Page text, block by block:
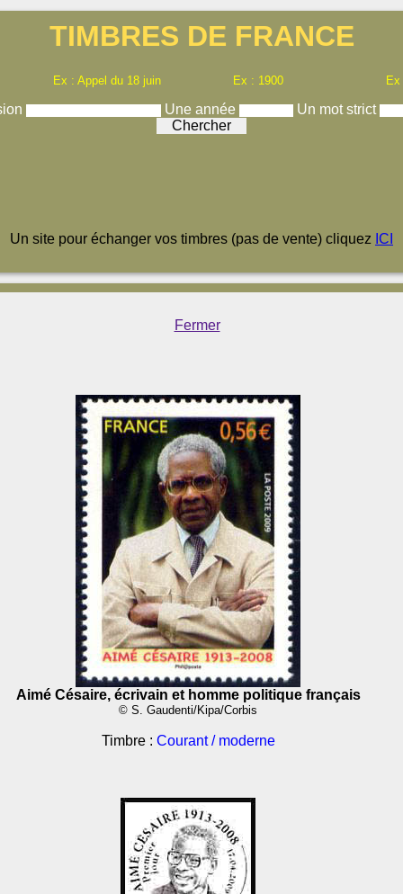
TIMBRES DE FRANCE
Ex : Appel du 18 juin Ex : 1900
Une année Un mot strict
Un site pour échanger vos timbres (pas de vente) cliquez ICI
Fermer
Aimé Césaire, écrivain et homme politique français
© S. Gaudenti/Kipa/Corbis
Timbre : Courant / moderne